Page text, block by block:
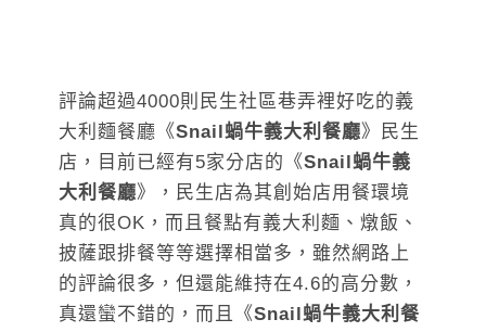
評論超過4000則民生社區巷弄裡好吃的義
大利麵餐廳《Snail蝸牛義大利餐廳》民生
店，目前已經有5家分店的《Snail蝸牛義
大利餐廳》，民生店為其創始店用餐環境
真的很OK，而且餐點有義大利麵、燉飯、
披薩跟排餐等等選擇相當多，雖然網路上
的評論很多，但還能維持在4.6的高分數，
真還蠻不錯的，而且《Snail蝸牛義大利餐